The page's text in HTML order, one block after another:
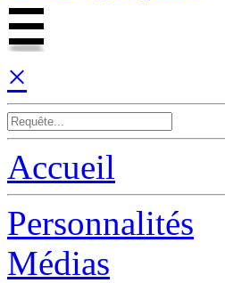
×
Accueil
Personnalités
Médias